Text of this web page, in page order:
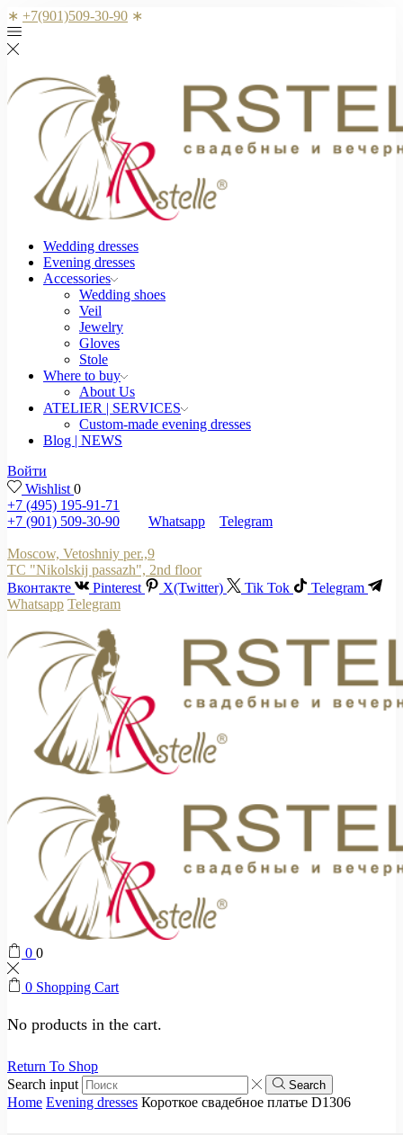
∗ +7(901)509-30-90 ∗
Wedding dresses
Evening dresses
Accessories
Wedding shoes
Veil
Jewelry
Gloves
Stole
Where to buy
About Us
ATELIER | SERVICES
Custom-made evening dresses
Blog | NEWS
Войти
Wishlist 0
+7 (495) 195-91-71
+7 (901) 509-30-90
Whatsapp Telegram
Moscow, Vetoshniy per.,9
TC "Nikolskij passazh", 2nd floor
Вконтакте
Pinterest X(Twitter) Tik Tok
Telegram
Whatsapp Telegram
0 0
0 Shopping Cart
No products in the cart.
Return To Shop
Search input
Search
Home Evening dresses Короткое свадебное платье D1306